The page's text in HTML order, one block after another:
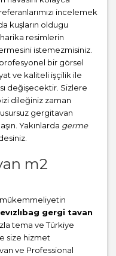
incelemek
kuşların oldugu
resimlerin
istemezmisiniz.
bir görsel
ve kaliteli işçilik ile
değişecektir. Sizlere
dileğiniz zaman
gergitavan
Yakınlarda germe
m2
mükemmeliyetin
gergi tavan
tema ve Türkiye
size hizmet
ve Professional